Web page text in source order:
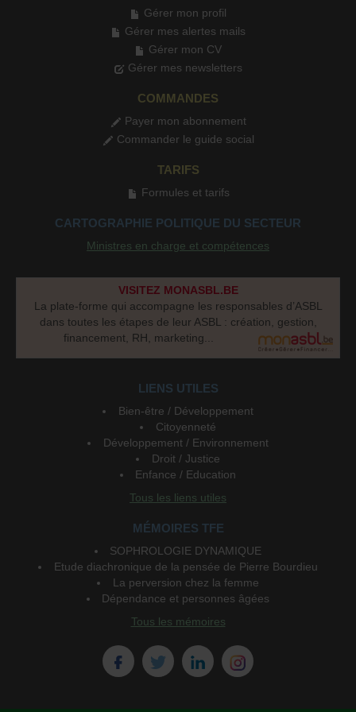
Gérer mon profil
Gérer mes alertes mails
Gérer mon CV
Gérer mes newsletters
COMMANDES
Payer mon abonnement
Commander le guide social
TARIFS
Formules et tarifs
CARTOGRAPHIE POLITIQUE DU SECTEUR
Ministres en charge et compétences
VISITEZ MONASBL.BE
La plate-forme qui accompagne les responsables d’ASBL
dans toutes les étapes de leur ASBL : création, gestion,
financement, RH, marketing...
LIENS UTILES
Bien-être / Développement
Citoyenneté
Développement / Environnement
Droit / Justice
Enfance / Education
Tous les liens utiles
MÉMOIRES TFE
SOPHROLOGIE DYNAMIQUE
Etude diachronique de la pensée de Pierre Bourdieu
La perversion chez la femme
Dépendance et personnes âgées
Tous les mémoires